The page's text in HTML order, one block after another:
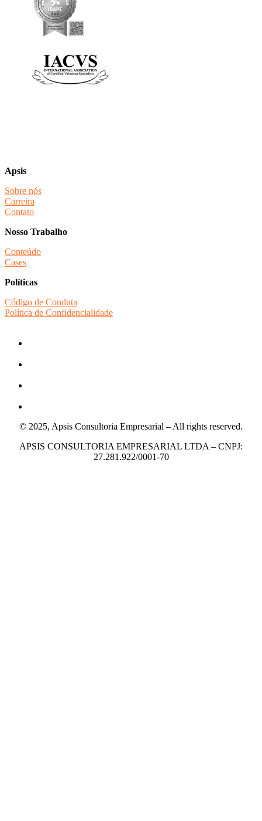
Apsis
Sobre nós
Carreira
Contato
Nosso Trabalho
Conteúdo
Cases
Políticas
Código de Conduta
Política de Confidencialidade
© 2025, Apsis Consultoria Empresarial – All rights reserved.
APSIS CONSULTORIA EMPRESARIAL LTDA – CNPJ:
27.281.922/0001-70